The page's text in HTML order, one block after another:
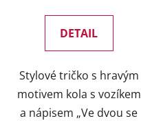
DETAIL
Stylové tričko s hravým
motivem kola s vozíkem
a nápisem „Ve dvou se